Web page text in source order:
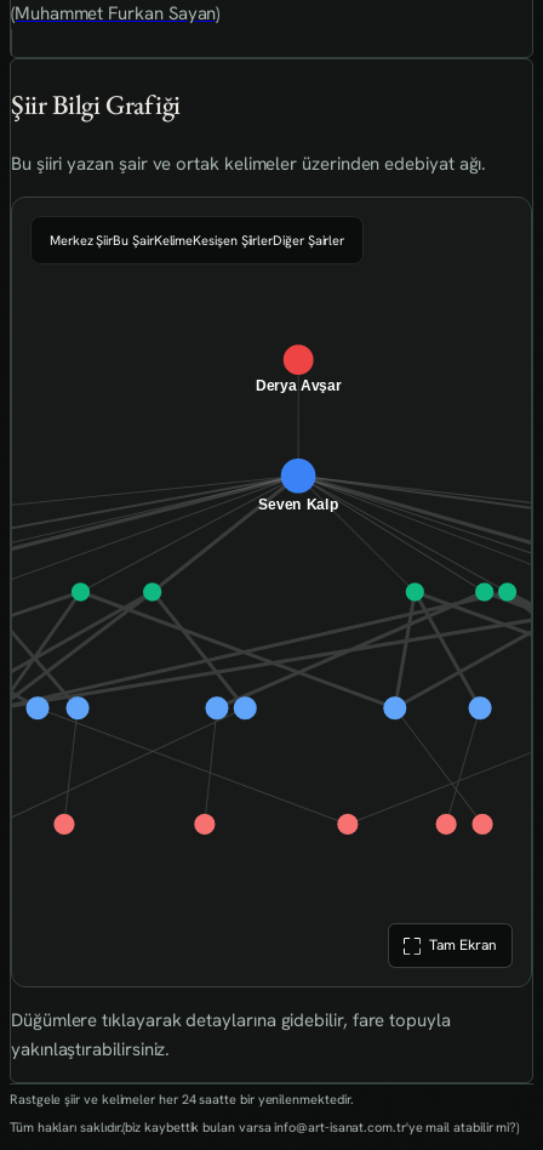
(Muhammet Furkan Sayan)
Şiir Bilgi Grafiği
Bu şiiri yazan şair ve ortak kelimeler üzerinden edebiyat ağı.
Tam Ekran
Merkez ŞiirBu ŞairKelimeKesişen ŞiirlerDiğer Şairler
Düğümlere tıklayarak detaylarına gidebilir, fare topuyla
yakınlaştırabilirsiniz.
Rastgele şiir ve kelimeler her 24 saatte bir yenilenmektedir.
Tüm hakları saklıdır.(biz kaybettik bulan varsa info@art-isanat.com.tr'ye mail atabilir mi?)